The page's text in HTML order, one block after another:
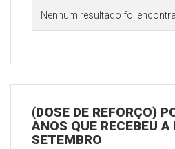
Nenhum resultado foi
(DOSE DE REFORÇO)
ANOS QUE RECEBEU
SETEMBRO